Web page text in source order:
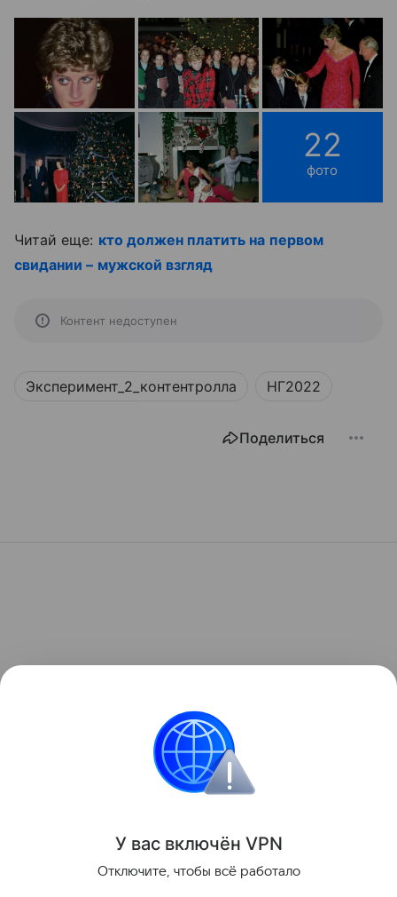
22
фото
Читай еще: кто должен платить на первом
свидании – мужской взгляд
Контент недоступен
Эксперимент_2_контентролла НГ2022
Поделиться
У вас включён VPN
Отключите, чтобы всё работало